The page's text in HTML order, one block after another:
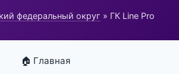
федеральный округ » ГК Line Pro
🏠 Главная